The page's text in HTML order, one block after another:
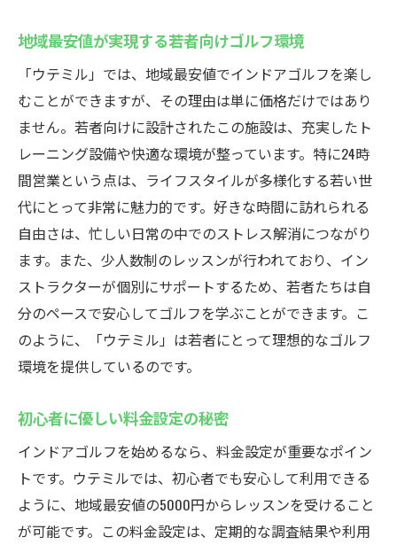
法
ウテミルの24時間営業が提供する柔軟性
ライフスタイルに合わせたゴルフの楽しみ
方
時間に縛られない自由なゴルフ体験
24時間営業が実現するゴルフライフの充実
若い世代に人気インドアゴルフスクールウテミ
ルの最新設備
若者に選ばれる理由！ウテミルの最新シミ
ュレーター
技術を磨くための最先端設備紹介
ウテミルの設備が提供するスキル向上の機
会
最新設備で実現するリアルなゴルフ体験
若者が集うウテミルの魅力ある環境
技術向上をサポートする革新的設備
悪天候でも安心インドアゴルフの魅力とウテミ
ルの特長
地域最安値が実現する若者向けゴルフ環境
「ウテミル」では、地域最安値でインドアゴルフを楽し
むことができますが、その理由は単に価格だけではあり
ません。若者向けに設計されたこの施設は、充実したト
レーニング設備や快適な環境が整っています。特に24時
間営業という点は、ライフスタイルが多様化する若い世
代にとって非常に魅力的です。好きな時間に訪れられる
自由さは、忙しい日常の中でのストレス解消につながり
ます。また、少人数制のレッスンが行われており、イン
ストラクターが個別にサポートするため、若者たちは自
分のペースで安心してゴルフを学ぶことができます。こ
のように、「ウテミル」は若者にとって理想的なゴルフ
環境を提供しているのです。
初心者に優しい料金設定の秘密
インドアゴルフを始めるなら、料金設定が重要なポイン
トです。ウテミルでは、初心者でも安心して利用できる
ように、地域最安値の5000円からレッスンを受けること
が可能です。この料金設定は、定期的な調査結果や利用